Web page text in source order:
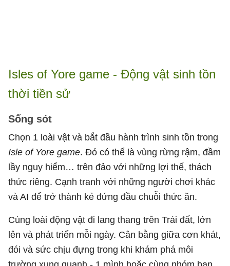
Isles of Yore game - Động vật sinh tồn
thời tiền sử
Sống sót
Chọn 1 loài vật và bắt đầu hành trình sinh tồn trong
Isle of Yore game. Đó có thể là vùng rừng rậm, đầm
lầy nguy hiểm… trên đảo với những lợi thế, thách
thức riêng. Cạnh tranh với những người chơi khác
và AI để trở thành kẻ đứng đầu chuỗi thức ăn.
Cùng loài động vật đi lang thang trên Trái đất, lớn
lên và phát triển mỗi ngày. Cân bằng giữa cơn khát,
đói và sức chịu đựng trong khi khám phá môi